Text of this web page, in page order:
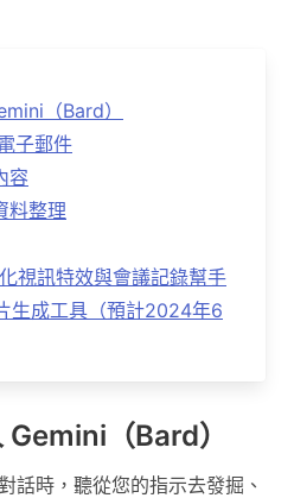
（Bard）
子郵件
容
料整理
視訊特效與會議記錄幫手
生成工具（預計2024年6
（Bard）
話時，聽從您的指示去發掘、